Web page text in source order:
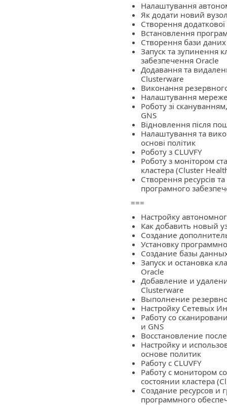
Налаштування
Як додати новий
Створення додаткової
Встановлення
Створення бази даних
Запуск та зупинення
забезпечення Oracle
Додавання та
Clusterware
Виконання
Налаштування
Роботу зі
GNS
Відновлення після
Налаштування та
основі політик
Роботу з CLUVFY
Роботу з монітором
кластера (Cluster
Створення ресурсів
програмного
===
Настройку
Как добавить новый
Создание
Установку
Создание базы
Запуск и остановка
Oracle
Добавление и
Clusterware
Выполнение
Настройку Сетевых
Работу со
и GNS
Восстановление
Настройку и
основе политик
Работу с CLUVFY
Работу с монитором
состоянии кластера
Создание ресурсов и
программного